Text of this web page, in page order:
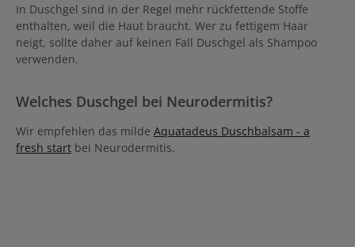
In Duschgel sind in der Regel mehr rückfettende Stoffe
enthalten, weil die Haut braucht. Wer zu fettigem Haar
neigt, sollte daher auf keinen Fall Duschgel als Shampoo
verwenden.
Welches Duschgel bei Neurodermitis?
Wir empfehlen das milde Aquatadeus Duschbalsam - a
fresh start bei Neurodermitis.